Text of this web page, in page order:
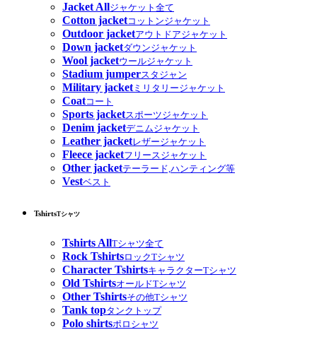
Jacket Allジャケット全て
Cotton jacketコットンジャケット
Outdoor jacketアウトドアジャケット
Down jacketダウンジャケット
Wool jacketウールジャケット
Stadium jumperスタジャン
Military jacketミリタリージャケット
Coatコート
Sports jacketスポーツジャケット
Denim jacketデニムジャケット
Leather jacketレザージャケット
Fleece jacketフリースジャケット
Other jacketテーラード,ハンティング等
Vestベスト
TshirtsTシャツ
Tshirts AllTシャツ全て
Rock TshirtsロックTシャツ
Character TshirtsキャラクターTシャツ
Old TshirtsオールドTシャツ
Other Tshirtsその他Tシャツ
Tank topタンクトップ
Polo shirtsポロシャツ